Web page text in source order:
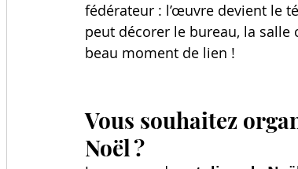
fédérateur : l’œuvre devient le
peut décorer le bureau, la salle
beau moment de lien !
Vous souhaitez
Noël ?